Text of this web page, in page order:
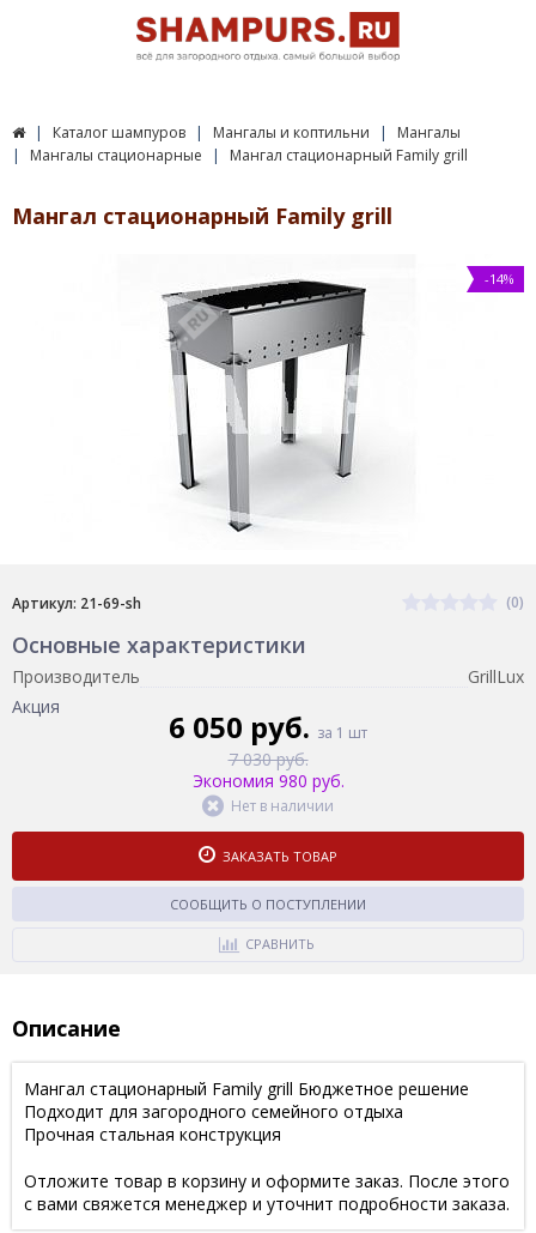
Каталог шампуров Мангалы и коптильни
Мангалы
Мангалы стационарные
Мангал стационарный Family grill
Мангал стационарный Family grill
-14%
Артикул: 21-69-sh (0)
Основные характеристики
Производитель
GrillLux
Акция
6 050 руб. за 1 шт
7 030 руб.
Экономия 980 руб.
Нет в наличии
ЗАКАЗАТЬ ТОВАР
СООБЩИТЬ О ПОСТУПЛЕНИИ
СРАВНИТЬ
Описание
Мангал стационарный Family grill Бюджетное решение
Подходит для загородного семейного отдыха
Прочная стальная конструкция
Отложите товар в корзину и оформите заказ. После этого
с вами свяжется менеджер и уточнит подробности заказа.